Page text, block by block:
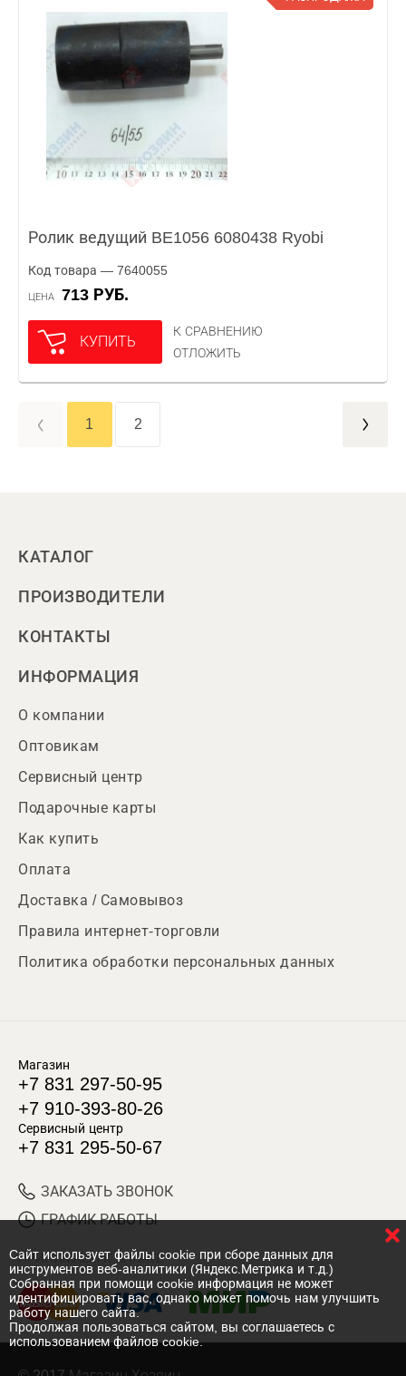
Ролик ведущий BE1056 6080438 Ryobi
Код товара — 7640055
ЦЕНА 713 РУБ.
КУПИТЬ
К СРАВНЕНИЮ
ОТЛОЖИТЬ
1 2
КАТАЛОГ
ПРОИЗВОДИТЕЛИ
КОНТАКТЫ
ИНФОРМАЦИЯ
О компании
Оптовикам
Сервисный центр
Подарочные карты
Как купить
Оплата
Доставка / Самовывоз
Правила интернет-торговли
Политика обработки персональных данных
Магазин
+7 831 297-50-95
+7 910-393-80-26
Сервисный центр
+7 831 295-50-67
ЗАКАЗАТЬ ЗВОНОК
ГРАФИК РАБОТЫ
ПРИНИМАЕМ К ОПЛАТЕ
Cайт использует файлы cookie при сборе данных для
инструментов веб-аналитики (Яндекс.Метрика и т.д.)
Собранная при помощи cookie информация не может
идентифицировать вас, однако может помочь нам улучшить
работу нашего сайта.
Продолжая пользоваться сайтом, вы соглашаетесь с
использованием файлов cookie.